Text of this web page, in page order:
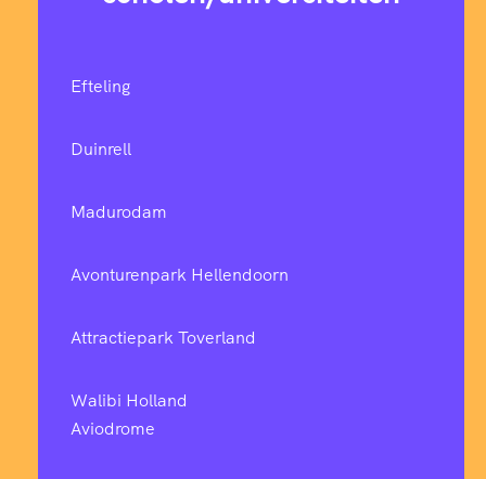
Efteling
Duinrell
Madurodam
Avonturenpark Hellendoorn
Attractiepark Toverland
Walibi Holland
Aviodrome